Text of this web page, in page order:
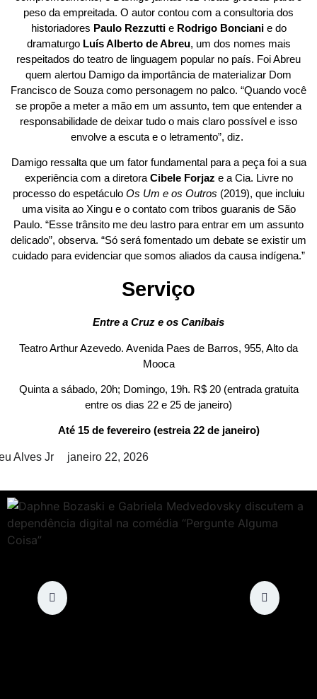
peso da empreitada. O autor contou com a consultoria dos
historiadores Paulo Rezzuttie Rodrigo Bonciani e do
dramaturgo Luís Alberto de Abreu, um dos nomes mais
respeitados do teatro de linguagem popular no país. Foi Abreu
quem alertou Damigo da importância de materializar Dom
Francisco de Souza como personagem no palco. “Quando você
se propõe a meter a mão em um assunto, tem que entender a
responsabilidade de deixar tudo o mais claro possível e isso
envolve a escuta e o letramento”, diz.
Damigo ressalta que um fator fundamental para a peça foi a sua
experiência com a diretoraCibele Forjaz e a Cia. Livre no
processo do espetáculo Os Um e os Outros (2019), que incluiu
uma visita ao Xingu e o contato com tribos guaranis de São
Paulo. “Esse trânsito me deu lastro para entrar em um assunto
delicado”, observa. “Só será fomentado um debate se existir um
cuidado para evidenciar que somos aliados da causa indígena.”
Serviço
Entre a Cruz e os Canibais
Teatro Arthur Azevedo. Avenida Paes de Barros, 955, Alto da
Mooca
Quinta a sábado, 20h; Domingo, 19h. R$ 20 (entrada gratuita
entre os dias 22 e 25 de janeiro)
Até 15 de fevereiro (estreia 22 de janeiro)
Alves Jr janeiro 22, 2026